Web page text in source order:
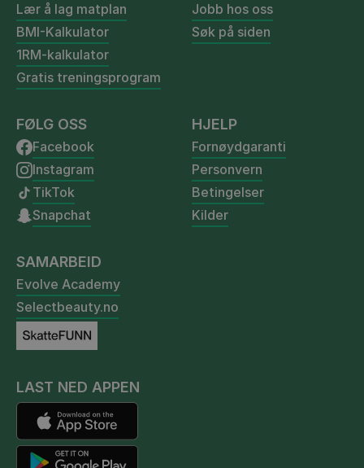
Lær å lag matplan
BMI-Kalkulator
1RM-kalkulator
Gratis treningsprogram
Jobb hos oss
Søk på siden
FØLG OSS
Facebook
Instagram
TikTok
Snapchat
HJELP
Fornøydgaranti
Personvern
Betingelser
Kilder
SAMARBEID
Evolve Academy
Selectbeauty.no
LAST NED APPEN